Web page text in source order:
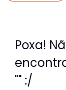
Poxa!
"" :/